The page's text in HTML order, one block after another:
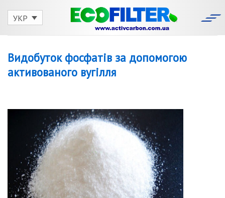
УКР
Видобуток фосфатів за допомогою
активованого вугілля